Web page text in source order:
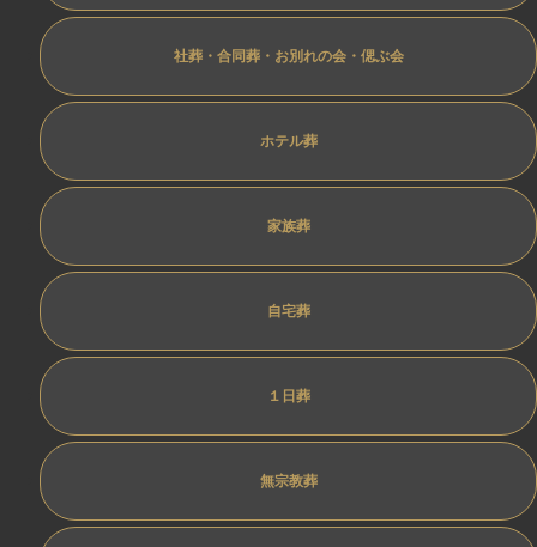
社葬・合同葬・お別れの会・偲ぶ会
ホテル葬
家族葬
自宅葬
１日葬
無宗教葬